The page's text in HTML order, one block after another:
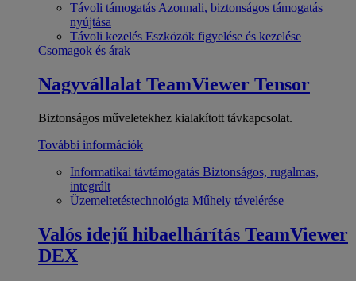
Távoli támogatás Azonnali, biztonságos támogatás
nyújtása
Távoli kezelés Eszközök figyelése és kezelése
Csomagok és árak
Nagyvállalat TeamViewer Tensor
Biztonságos műveletekhez kialakított távkapcsolat.
További információk
Informatikai távtámogatás Biztonságos, rugalmas,
integrált
Üzemeltetéstechnológia Műhely távelérése
Valós idejű hibaelhárítás TeamViewer
DEX